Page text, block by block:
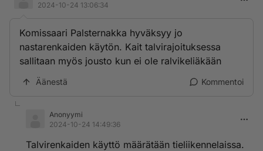
2024-10-24 13:06:34
Komissaari Palsternakka hyväksyy jo
nastarenkaiden käytön. Kait talvirajoituksessa
sallitaan myös jousto kun ei ole ralvikeliäkään
Äänestä Kommentoi
Anonyymi
2024-10-24 14:49:36
Talvirenkaiden käyttö määrätään tieliikennelaissa.